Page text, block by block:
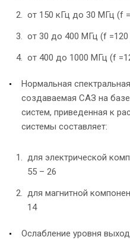
от 150 кГц до 30 МГц (f
от 30 до 400 МГц (f
от 400 до 1000 МГц (f
Нормальная
создаваемая САЗ на
систем, приведенная к
системы составляет:
для электрической
55 – 26
для магнитной
14
Ослабление уровня